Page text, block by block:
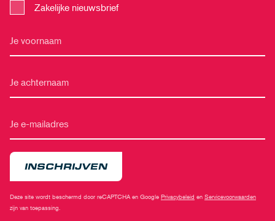
Zakelijke nieuwsbrief
INSCHRIJVEN
Deze site wordt beschermd door reCAPTCHA en Google Privacybeleid en Servicevoorwaarden
zijn van toepassing.